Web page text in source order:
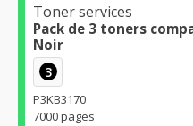
Toner services
Pack de 3 toners
Noir
3
P3KB3170
7000 pages